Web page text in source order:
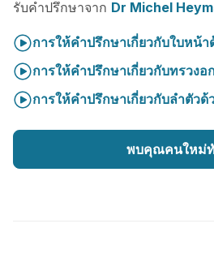
รับคำปรึกษาจาก Dr Michel
การให้คำปรึกษาเกี่ยวกับใบหน้า
การให้คำปรึกษาเกี่ยวกับทรวงอ
การให้คำปรึกษาเกี่ยวกับลำตัวด้
พบคุณคนใหม่